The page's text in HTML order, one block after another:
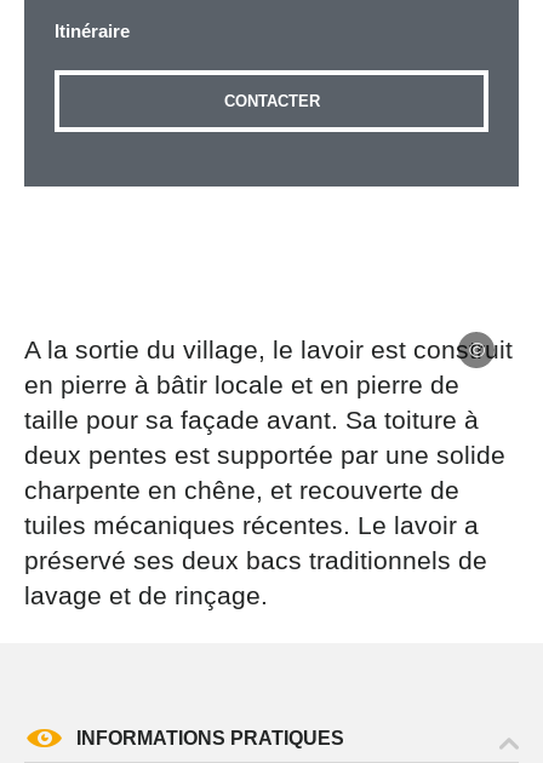
Itinéraire
CONTACTER
A la sortie du village, le lavoir est construit
en pierre à bâtir locale et en pierre de
taille pour sa façade avant. Sa toiture à
deux pentes est supportée par une solide
charpente en chêne, et recouverte de
tuiles mécaniques récentes. Le lavoir a
préservé ses deux bacs traditionnels de
lavage et de rinçage.
INFORMATIONS PRATIQUES
Adresse email*
Message*
Les informations recueillies à partir de ce formulaire
sont nécessaires au traitement de votre demande (sauf
mention contraire). Vous disposez d’un droit d’accès,
de rectification et d’opposition aux données vous
concernant, que vous pouvez exercer en adressant une
demande par courriel à tourisme@departement54.fr ou
par courrier signé accompagné de la copie d’un titre
d’identité à l’adresse suivante : Meurthe & Moselle
Tourisme - 48 esplanade Jacques-Baudot CO 90019
54035 NANCY cedex